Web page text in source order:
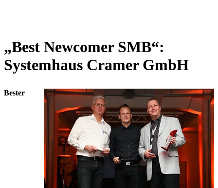
„Best Newcomer SMB“:
Systemhaus Cramer GmbH
Bester